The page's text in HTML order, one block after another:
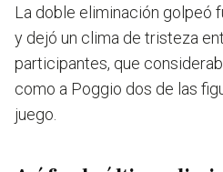
La doble eliminación golpeó
y dejó un clima de tristeza
participantes, que
como a Poggio dos de las
juego.